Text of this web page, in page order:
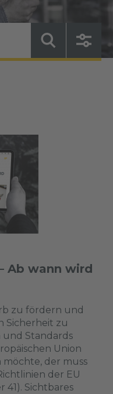
Ab wann wird
zu fördern und
Sicherheit zu
Standards
Union
möchte, der muss
der EU
41). Sichtbares